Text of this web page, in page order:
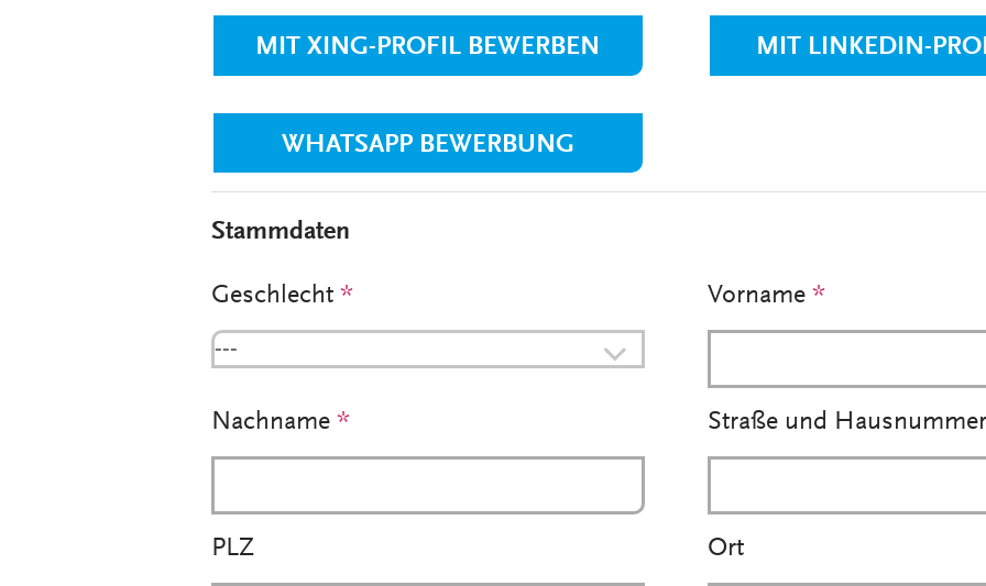
MIT XING-PROFIL BEWERBEN MIT LINKEDIN-
WHATSAPP BEWERBUNG
Stammdaten
Geschlecht *
---
Vorname*
Nachname * Straße und
PLZ Ort